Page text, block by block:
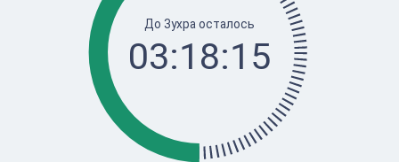
До Зухра осталось
03:18:15